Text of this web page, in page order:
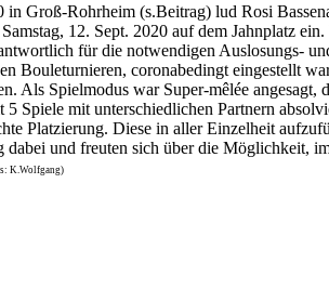
Groß-Rohrheim (s.Beitrag) lud Rosi
12. Sept. 2020 auf dem Jahnplatz ein.
für die notwendigen Auslosungs-
Bouleturnieren, coronabedingt eingestellt
Als Spielmodus war Super-mêlée angesagt,
5 Spiele mit unterschiedlichen Partnern
Platzierung. Diese in aller Einzelheit
und freuten sich über die Möglichkeit,
K.Wolfgang)